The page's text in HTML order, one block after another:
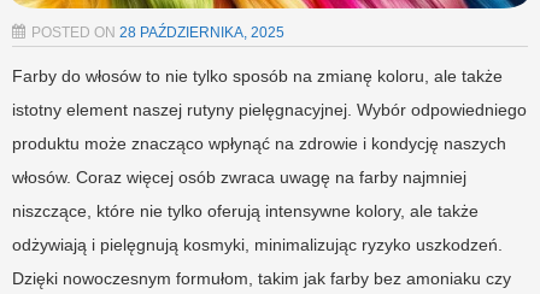
POSTED ON 28 PAŹDZIERNIKA, 2025
Farby do włosów to nie tylko sposób na zmianę koloru, ale także
istotny element naszej rutyny pielęgnacyjnej. Wybór odpowiedniego
produktu może znacząco wpłynąć na zdrowie i kondycję naszych
włosów. Coraz więcej osób zwraca uwagę na farby najmniej
niszczące, które nie tylko oferują intensywne kolory, ale także
odżywiają i pielęgnują kosmyki, minimalizując ryzyko uszkodzeń.
Dzięki nowoczesnym formułom, takim jak farby bez amoniaku czy